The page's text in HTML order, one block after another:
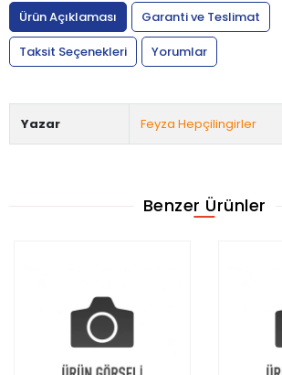
Ürün Açıklaması
Garanti ve Teslimat
Taksit Seçenekleri
Yorumlar
Yazar Feyza Hepçilingirler
Benzer Ürünler